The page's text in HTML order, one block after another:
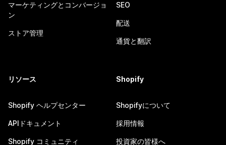
マーケティングとコンバージョ
ン
ストア管理
SEO
配送
通貨と翻訳
リソース
Shopify ヘルプセンター
APIドキュメント
Shopify コミュニティ
Shopify
Shopifyについて
採用情報
投資家の皆様へ